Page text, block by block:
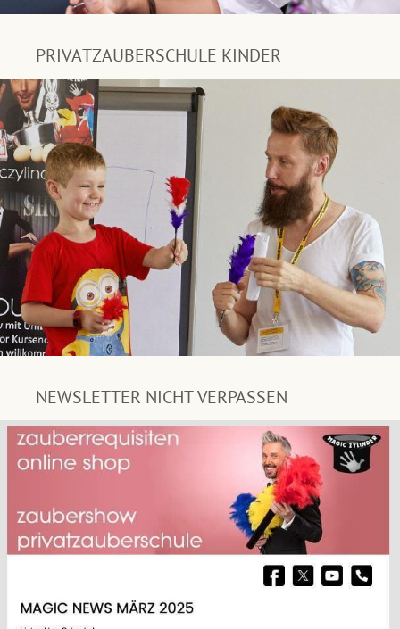
PRIVATZAUBERSCHULE KINDER
NEWSLETTER NICHT VERPASSEN